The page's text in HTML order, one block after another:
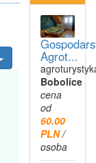
Agrot...
Bobolice
cena
od
60.00
PLN/
osoba